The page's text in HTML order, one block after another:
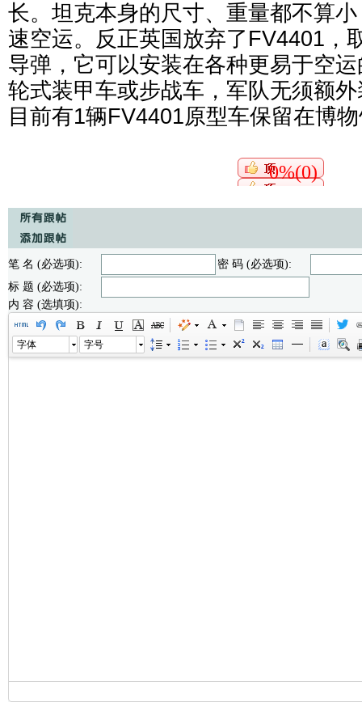
长。坦克本身的尺寸、重量都不算
速空运。反正英国放弃了FV4401，
导弹，它可以安装在各种更易于空
轮式装甲车或步战车，军队无须额
目前有1辆FV4401原型车保留在博
0%(0)
笔 名 (必选项):
密 码 (必选项):
标 题 (必选项):
内 容 (选填项):
字体 字号